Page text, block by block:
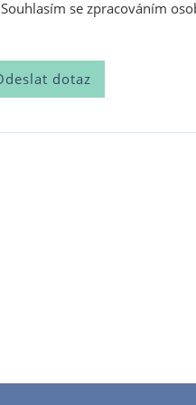
Souhlasím se zpracováním